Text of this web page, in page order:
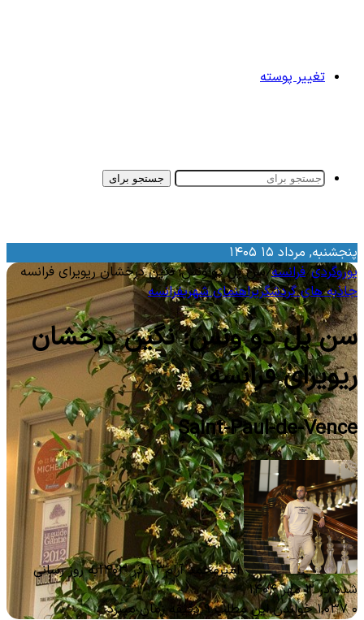
تغییر پوسته
جستجو برای
مرداد ۱۵ ۱۴۰۵
/فرانسه/سن پل دو ونس: نگین درخشان ریویرای فرانسه
های گردشگریراهنمای شهریفرانسه
پل دو ونس: نگین درخشان
فرانسه
Saint-Paul-de-
امیرمحمد آرام۱۳ آذر ۱۴۰۳
به روز رسانی
در ۳ مهر ۱۴۰۴
خواندن این مطلب ۹ دقیقه زمان میبرد